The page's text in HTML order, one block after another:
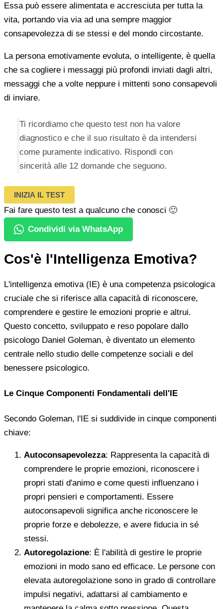
Essa può essere alimentata e accresciuta per tutta la
vita, portando via via ad una sempre maggior
consapevolezza di se stessi e del mondo circostante.
La persona emotivamente evoluta, o intelligente, è quella
che sa cogliere i messaggi più profondi inviati dagli altri,
messaggi che a volte neppure i mittenti sono consapevoli
di inviare.
Ti ricordiamo che questo test non ha valore
diagnostico e che il suo risultato è da intendersi
come puramente indicativo. Rispondi con
sincerità alle 12 domande che seguono.
INIZIA IL TEST
Fai fare questo test a qualcuno che conosci 🙂
Condividi via WhatsApp
Cos'è l'Intelligenza Emotiva?
L'intelligenza emotiva (IE) è una competenza psicologica
cruciale che si riferisce alla capacità di riconoscere,
comprendere e gestire le emozioni proprie e altrui.
Questo concetto, sviluppato e reso popolare dallo
psicologo Daniel Goleman, è diventato un elemento
centrale nello studio delle competenze sociali e del
benessere psicologico.
Le Cinque Componenti Fondamentali dell'IE
Secondo Goleman, l'IE si suddivide in cinque componenti
chiave:
Autoconsapevolezza: Rappresenta la capacità di
comprendere le proprie emozioni, riconoscere i
propri stati d'animo e come questi influenzano i
propri pensieri e comportamenti. Essere
autoconsapevoli significa anche riconoscere le
proprie forze e debolezze, e avere fiducia in sé
stessi.
Autoregolazione: È l'abilità di gestire le proprie
emozioni in modo sano ed efficace. Le persone con
elevata autoregolazione sono in grado di controllare
impulsi negativi, adattarsi al cambiamento e